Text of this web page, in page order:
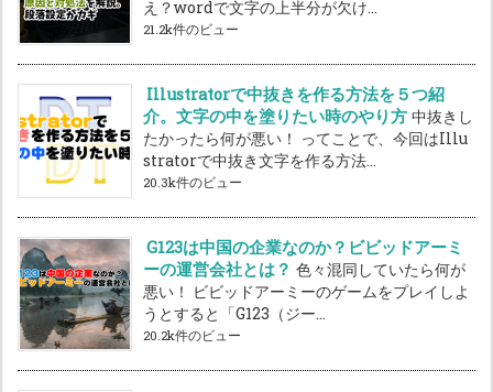
え？wordで文字の上半分が欠け...
21.2k件のビュー
Illustratorで中抜きを作る方法を５つ紹
介。文字の中を塗りたい時のやり方 中抜きし
たかったら何が悪い！ ってことで、今回はIllu
stratorで中抜き文字を作る方法...
20.3k件のビュー
G123は中国の企業なのか？ビビッドアーミ
ーの運営会社とは？ 色々混同していたら何が
悪い！ ビビッドアーミーのゲームをプレイしよ
うとすると「G123（ジー...
20.2k件のビュー